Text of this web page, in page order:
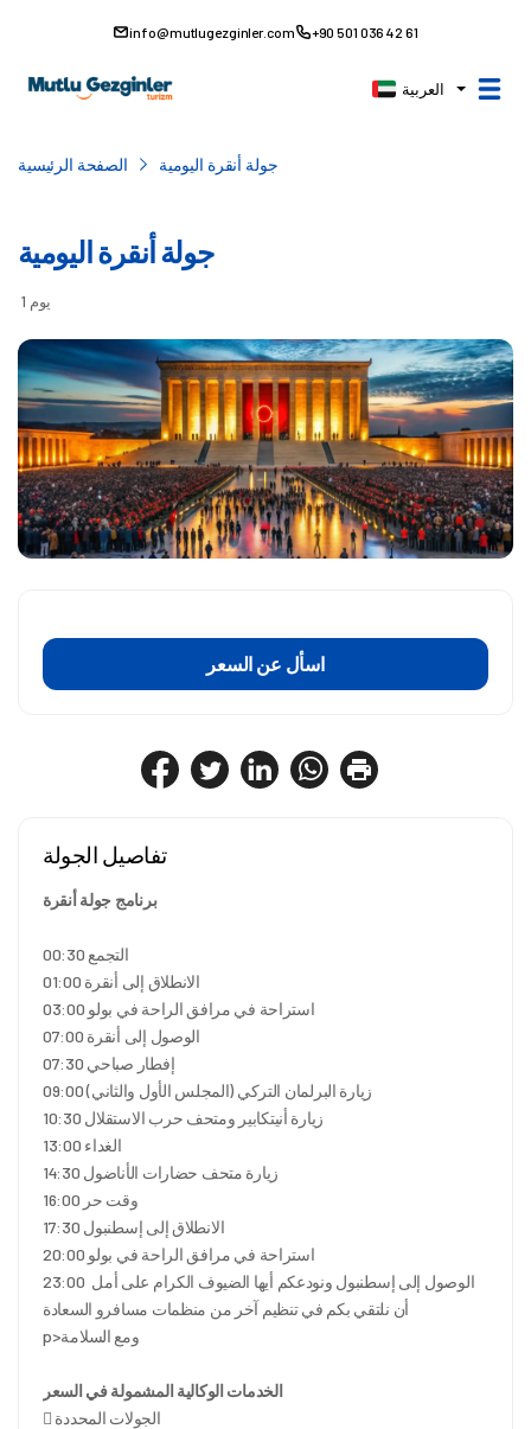
info@mutlugezginler.com +90 501 036 42 61
العربية
الصفحة الرئيسية جولة أنقرة اليومية
جولة أنقرة اليومية
1 يوم
تفاصيل الجولة
برنامج جولة أنقرة
00:30 التجمع
01:00 الانطلاق إلى أنقرة
03:00 استراحة في مرافق الراحة في بولو
07:00 الوصول إلى أنقرة
07:30 إفطار صباحي
09:00 زيارة البرلمان التركي (المجلس الأول والثاني)
10:30 زيارة أنيتكابير ومتحف حرب الاستقلال
13:00 الغداء
14:30 زيارة متحف حضارات الأناضول
16:00 وقت حر
17:30 الانطلاق إلى إسطنبول
20:00 استراحة في مرافق الراحة في بولو
23:00 الوصول إلى إسطنبول ونودعكم أيها الضيوف الكرام على أمل
أن نلتقي بكم في تنظيم آخر من منظمات مسافرو السعادة
p>ومع السلامة
الخدمات الوكالية المشمولة في السعر
 الجولات المحددة
اسأل عن السعر